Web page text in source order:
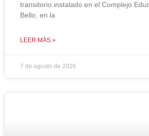
transitorio instalado en el Complejo
Bello, en la
LEER MÁS »
7 de agosto de 2026